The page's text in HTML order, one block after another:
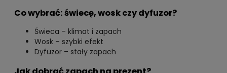
Co wybrać: świecę, wosk czy dyfuzor?
Świeca – klimat i zapach
Wosk – szybki efekt
Dyfuzor – stały zapach